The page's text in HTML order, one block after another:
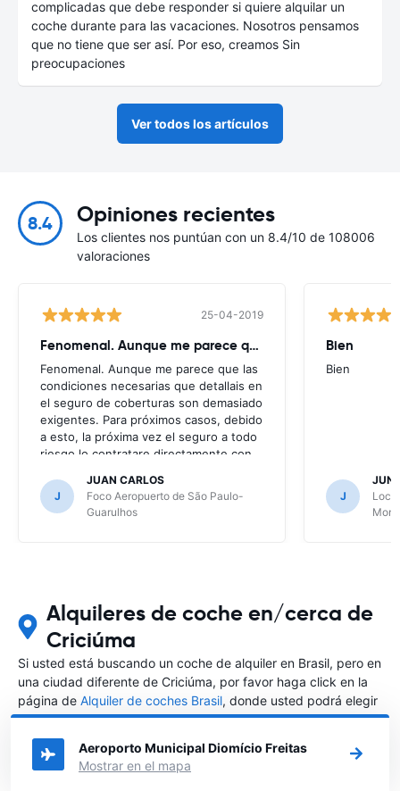
complicadas que debe responder si quiere alquilar un
coche durante para las vacaciones. Nosotros pensamos
que no tiene que ser así. Por eso, creamos Sin
preocupaciones
Ver todos los artículos
8.4 Opiniones recientes
Los clientes nos puntúan con un 8.4/10 de 108006
valoraciones
25-04-2019
Fenomenal. Aunque me parece que
Fenomenal. Aunque me parece que las
condiciones necesarias que detallais en
el seguro de coberturas son demasiado
exigentes. Para próximos casos, debido
a esto, la próxima vez el seguro a todo
riesgo lo contratare directamente con
J
JUAN CARLOS
Foco Aeropuerto de São Paulo-
Guarulhos
Bien
Bien
J
JUNE
Alquileres de coche en/cerca de
Criciúma
Si usted está buscando un coche de alquiler en Brasil, pero en
una ciudad diferente de Criciúma, por favor haga click en la
página de Alquiler de coches Brasil, donde usted podrá elegir
en qué ciudad de Brasil desea alquilar un coche.
Aeroporto Municipal Diomício Freitas
Mostrar en el mapa